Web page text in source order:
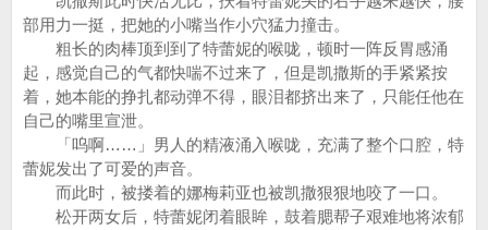
部用力一挺，把她的小嘴当作小穴猛力撞击。
粗长的肉棒顶到到了特蕾妮的喉咙，顿时一阵反胃感涌
起，感觉自己的气都快喘不过来了，但是凯撒斯的手紧紧按
着，她本能的挣扎都动弹不得，眼泪都挤出来了，只能任他在
自己的嘴里宣泄。
「呜啊……」男人的精液涌入喉咙，充满了整个口腔，特
蕾妮发出了可爱的声音。
而此时，被搂着的娜梅莉亚也被凯撒狠狠地咬了一口。
松开两女后，特蕾妮闭着眼眸，鼓着腮帮子艰难地将浓郁